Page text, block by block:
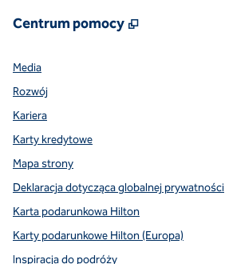
Centrum pomocy ,
Media
Rozwój
Kariera
Karty kredytowe
Mapa strony
Deklaracja dotycząca globalnej prywatności
Karta podarunkowa Hilton
Karty podarunkowe Hilton (Europa)
Inspiracja do podróży